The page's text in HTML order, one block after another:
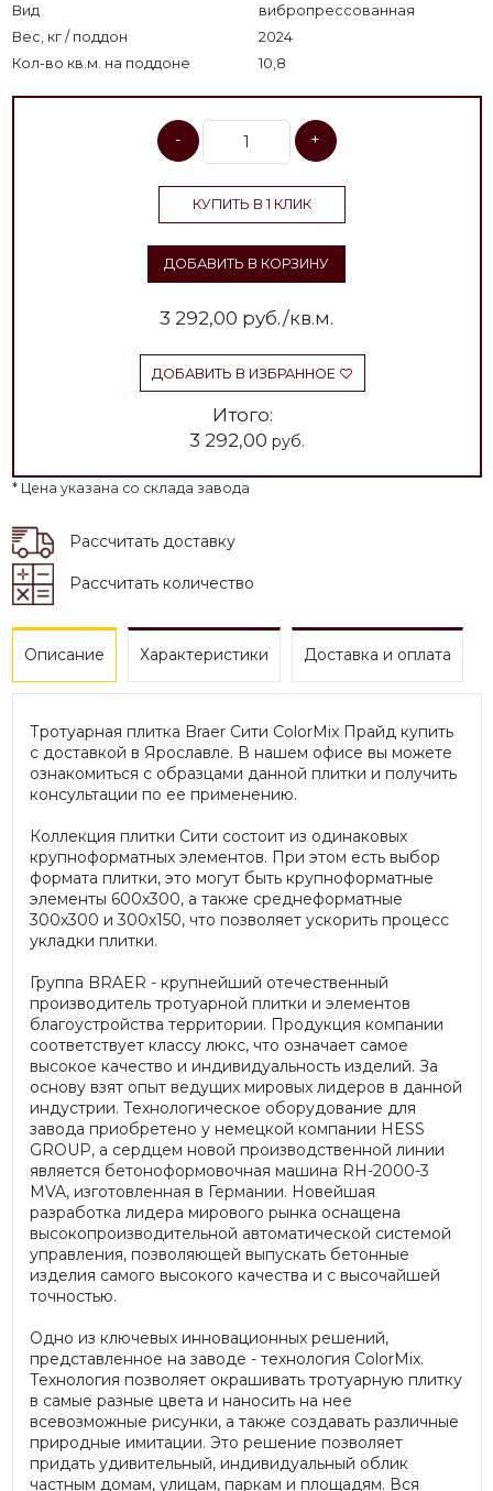
Вид
вибропрессованная
Вес, кг / поддон
2024
Кол-во кв.м. на поддоне
10,8
- +
КУПИТЬ В 1 КЛИК
ДОБАВИТЬ В КОРЗИНУ
3 292,00 руб./кв.м.
ДОБАВИТЬ В ИЗБРАННОЕ
Итого:
3 292,00 руб.
* Цена указана со склада завода
Рассчитать доставку
Рассчитать количество
Описание Характеристики Доставка и оплата
Тротуарная плитка Braer Сити ColorMix Прайд купить
с доставкой в Ярославле. В нашем офисе вы можете
ознакомиться с образцами данной плитки и получить
консультации по ее применению.
Коллекция плитки Сити состоит из одинаковых
крупноформатных элементов. При этом есть выбор
формата плитки, это могут быть крупноформатные
элементы 600х300, а также среднеформатные
300х300 и 300х150, что позволяет ускорить процесс
укладки плитки.
Группа BRAER - крупнейший отечественный
производитель тротуарной плитки и элементов
благоустройства территории. Продукция компании
соответствует классу люкс, что означает самое
высокое качество и индивидуальность изделий. За
основу взят опыт ведущих мировых лидеров в данной
индустрии. Технологическое оборудование для
завода приобретено у немецкой компании HESS
GROUP, а сердцем новой производственной линии
является бетоноформовочная машина RH-2000-3
MVA, изготовленная в Германии. Новейшая
разработка лидера мирового рынка оснащена
высокопроизводительной автоматической системой
управления, позволяющей выпускать бетонные
изделия самого высокого качества и с высочайшей
точностью.
Одно из ключевых инновационных решений,
представленное на заводе - технология ColorMix.
Технология позволяет окрашивать тротуарную плитку
в самые разные цвета и наносить на нее
всевозможные рисунки, а также создавать различные
природные имитации. Это решение позволяет
придать удивительный, индивидуальный облик
частным домам, улицам, паркам и площадям. Вся